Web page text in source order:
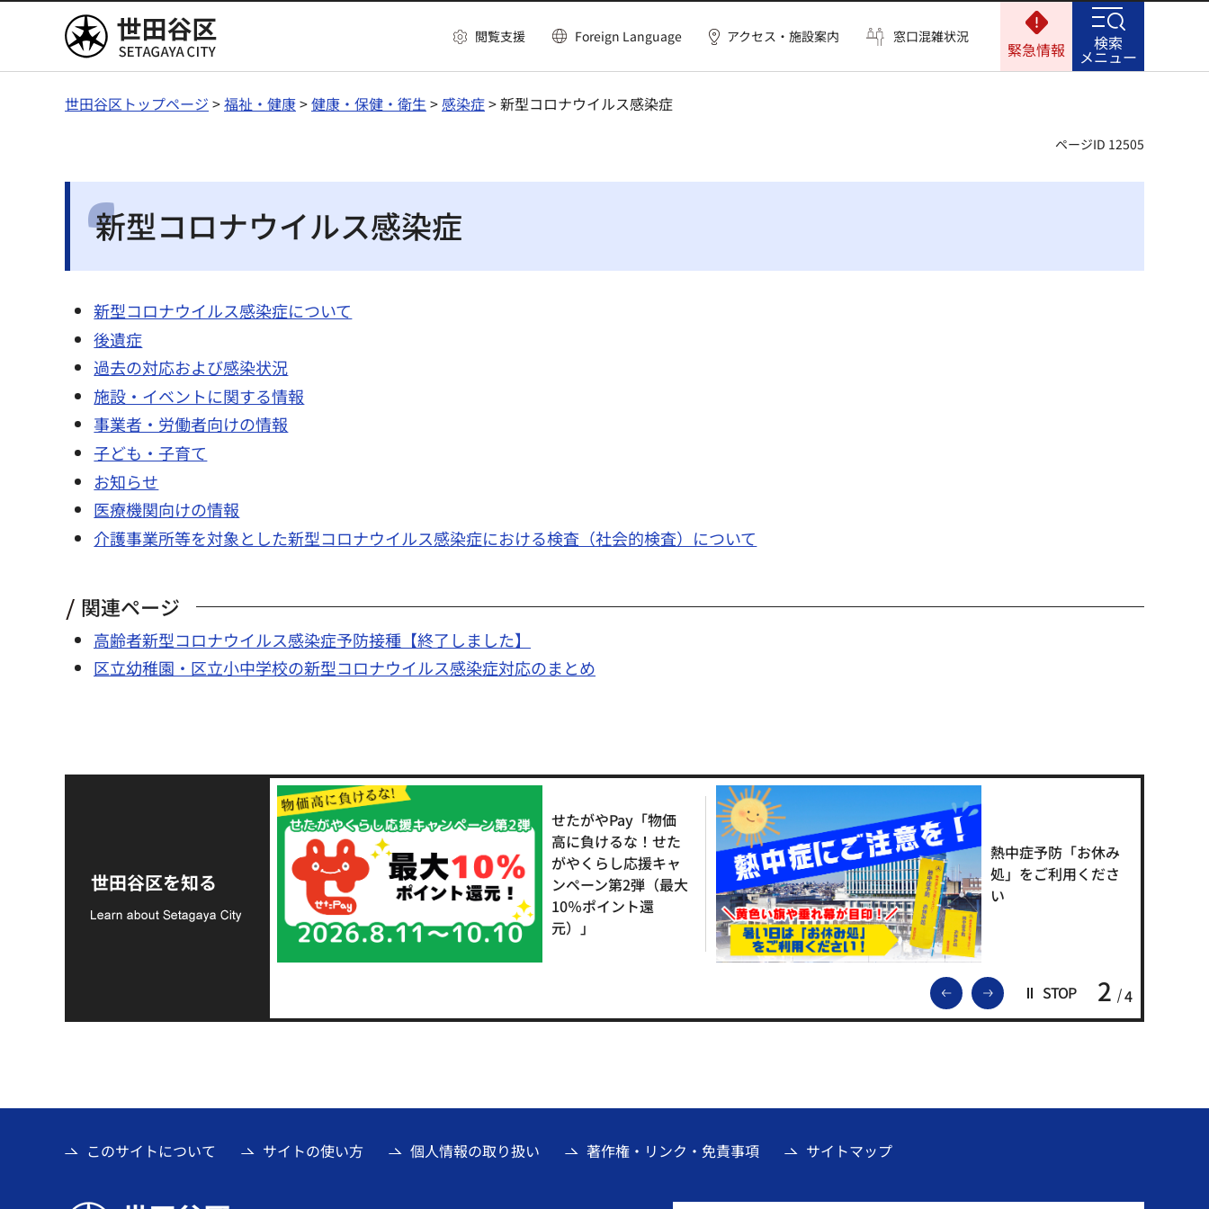
世田谷区 閲覧支援 Foreign Language アクセス・施設案内 窓口混雑状況
緊急情報 検索
メニュー
世田谷区トップページ >福祉・健康>健康・保健・衛生 >感染症> 新型コロナウイルス感染症
ページID 12505
新型コロナウイルス感染症
新型コロナウイルス感染症について
後遺症
過去の対応および感染状況
施設・イベントに関する情報
事業者・労働者向けの情報
子ども・子育て
お知らせ
医療機関向けの情報
介護事業所等を対象とした新型コロナウイルス感染症における検査（社会的検査）について
関連ページ
高齢者新型コロナウイルス感染症予防接種【終了しました】
区立幼稚園・区立小中学校の新型コロナウイルス感染症対応のまとめ
世田谷区を知る
前のスライドを表示
次のスライドを表示
STOP 2 4
支援金の募集につい
て
せたがやPay「物価
高に負けるな！せた
がやくらし応援キャ
ンペーン第2弾（最大
10％ポイント還
元）」
熱中症予防「お休み
処」をご利用くださ
い
このサイトについて サイトの使い方 個人情報の取り扱い 著作権・リンク・免責事項 サイトマップ